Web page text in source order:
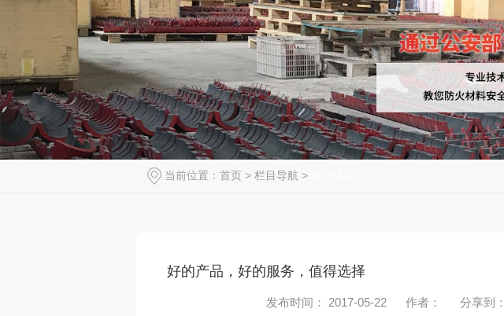
当前位置： 首页 > 栏目导航 >
好的产品，好的服务，值得选择
发布时间： 2017-05-22 作者： 分享到：